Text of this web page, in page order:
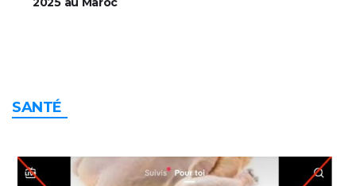
d’Afrique des nations